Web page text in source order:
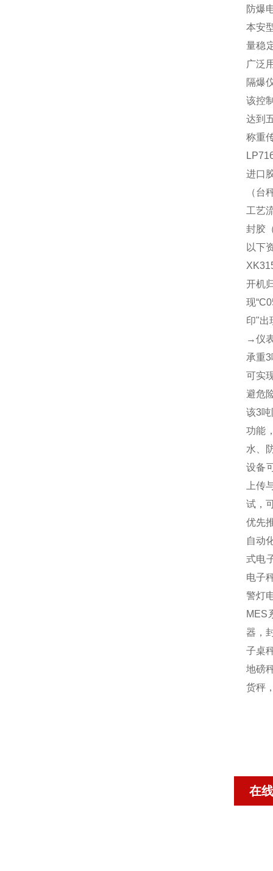
防爆
本安
量稳
广泛
隔爆
该控
达到
称重
进口
（台
工艺
封胶
以下
开机
现
印"出
→仪
承重
可实
避危
该3
功能
水、
设备
上传
试，
优先
自动
式电
电子
警灯
MES
器，
子桌
地磅
货秤
在